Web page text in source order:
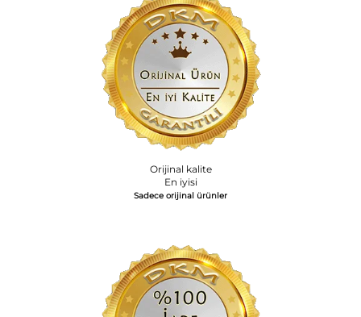
Orijinal kalite
En iyisi
Sadece orijinal ürünler